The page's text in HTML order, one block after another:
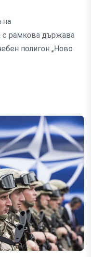
на
с рамкова държава
полигон „Ново